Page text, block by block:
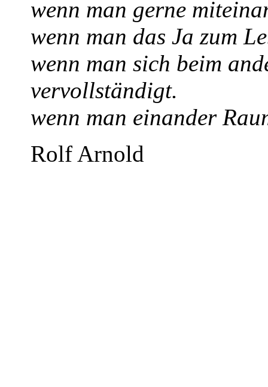
wenn man gerne
wenn man das Ja zum
wenn man sich beim
vervollständigt.
wenn man einander
Rolf Arnold